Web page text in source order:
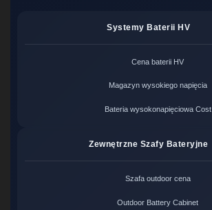
Systemy Baterii HV
Cena baterii HV
Magazyn wysokiego napięcia
Bateria wysokonapięciowa Cost
Zewnętrzne Szafy Bateryjne
Szafa outdoor cena
Outdoor Battery Cabinet